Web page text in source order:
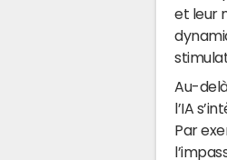
et leur
Au-
l’IA
Par